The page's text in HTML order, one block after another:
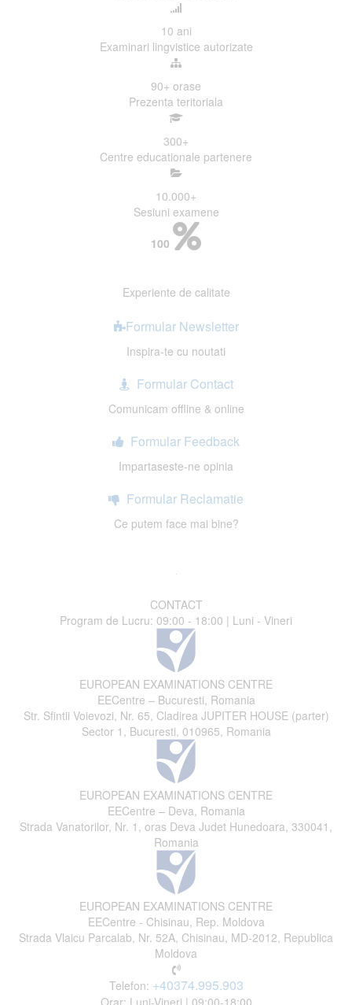
10 ani
Examinari lingvistice autorizate
90+ orase
Prezenta teritoriala
300+
Centre educationale partenere
10.000+
Sesiuni examene
100
Experiente de calitate
Formular Newsletter
Inspira-te cu noutati
Formular Contact
Comunicam offline & online
Formular Feedback
Impartaseste-ne opinia
Formular Reclamatie
Ce putem face mai bine?
CONTACT
Program de Lucru: 09:00 - 18:00 | Luni - Vineri
EUROPEAN EXAMINATIONS CENTRE
EECentre – Bucuresti, Romania
Str. Sfintii Voievozi, Nr. 65, Cladirea JUPITER HOUSE (parter)
Sector 1, Bucuresti, 010965, Romania
EUROPEAN EXAMINATIONS CENTRE
EECentre – Deva, Romania
Strada Vanatorilor, Nr. 1, oras Deva Judet Hunedoara, 330041,
Romania
EUROPEAN EXAMINATIONS CENTRE
EECentre - Chisinau, Rep. Moldova
Strada Vlaicu Parcalab, Nr. 52A, Chisinau, MD-2012, Republica
Moldova
Telefon: +40374.995.903